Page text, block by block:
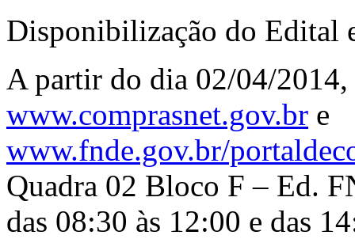
Disponibilização do Edital
A partir do dia 02/04/2014,
www.comprasnet.gov.br e
www.fnde.gov.br/
Quadra 02 Bloco F – Ed.
das 08:30 às 12:00 e das